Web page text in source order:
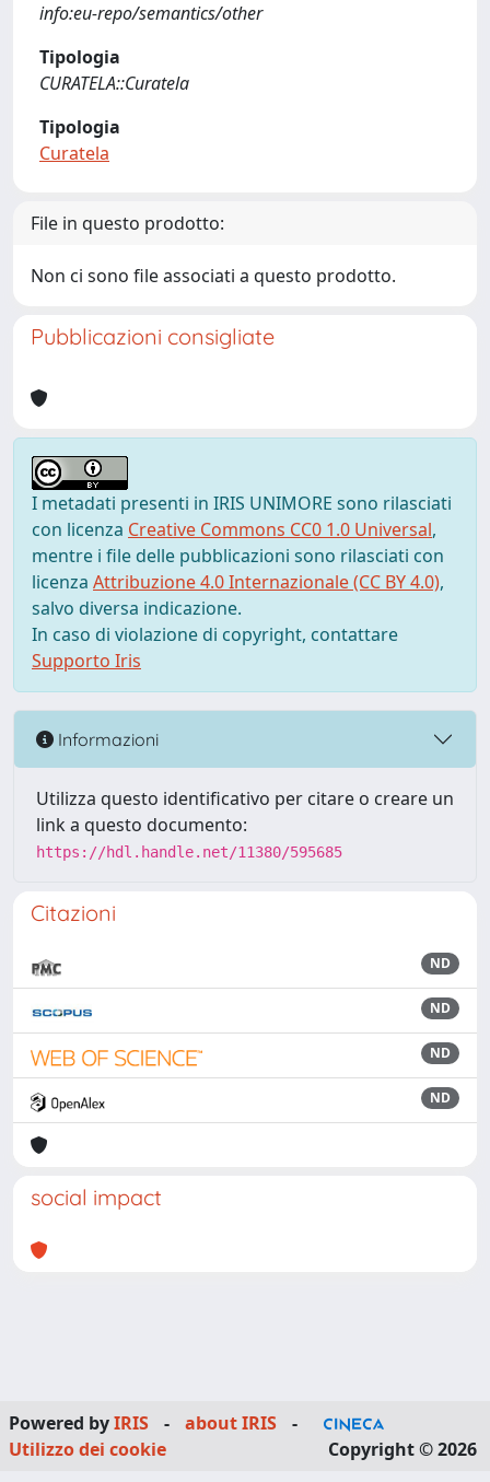
info:eu-repo/semantics/other
Tipologia
CURATELA::Curatela
Tipologia
Curatela
File in questo prodotto:
Non ci sono file associati a questo prodotto.
Pubblicazioni consigliate
I metadati presenti in IRIS UNIMORE sono rilasciati
con licenza Creative Commons CC0 1.0 Universal,
mentre i file delle pubblicazioni sono rilasciati con
licenza Attribuzione 4.0 Internazionale (CC BY 4.0),
salvo diversa indicazione.
In caso di violazione di copyright, contattare
Supporto Iris
Informazioni
Utilizza questo identificativo per citare o creare un
link a questo documento:
https://hdl.handle.net/11380/595685
Citazioni
ND
ND
ND
ND
social impact
Powered byIRIS - about IRIS
-
Utilizzo dei cookie
Copyright © 2026